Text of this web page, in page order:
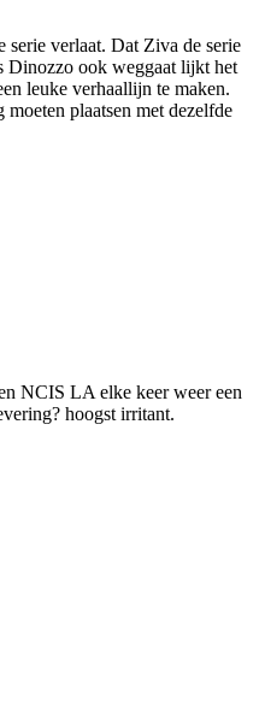
serie verlaat. Dat Ziva de serie
Dinozzo ook weggaat lijkt het
leuke verhaallijn te maken.
plaatsen met dezelfde
NCIS LA elke keer weer een
hoogst irritant.